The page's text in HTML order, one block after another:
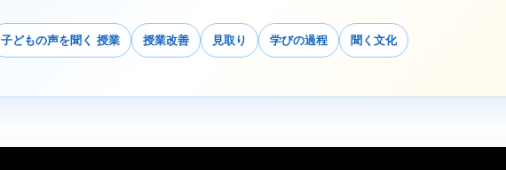
子どもの声を聞く 授業 授業改善 見取り 学びの過程 聞く文化